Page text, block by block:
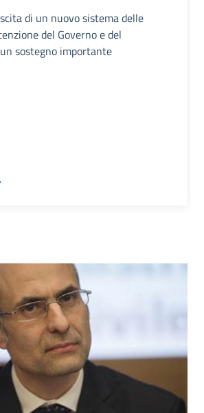
di un nuovo sistema delle
del Governo e del
sostegno importante